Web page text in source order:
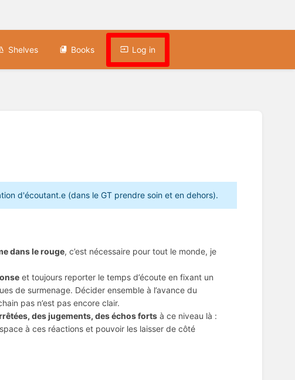
Shelves Books Log in
d'écoutant.e (dans le GT prendre soin et en dehors).
dans le rouge, c’est nécessaire pour tout le monde, je
et toujours reporter le temps d’écoute en fixant un
de surmenage. Décider ensemble à l’avance du
pas n’est pas encore clair.
des jugements, des échos forts à ce niveau là :
à ces réactions et pouvoir les laisser de côté